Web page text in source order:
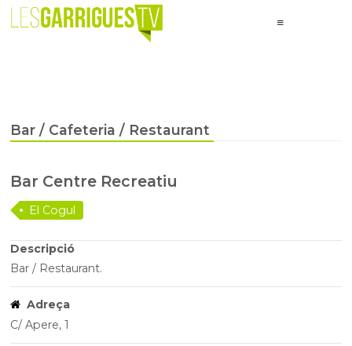
Bar / Cafeteria / Restaurant
Bar Centre Recreatiu
El Cogul
Descripció
Bar / Restaurant.
Adreça
C/ Apere, 1